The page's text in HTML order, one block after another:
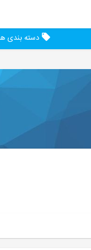
دسته بندی